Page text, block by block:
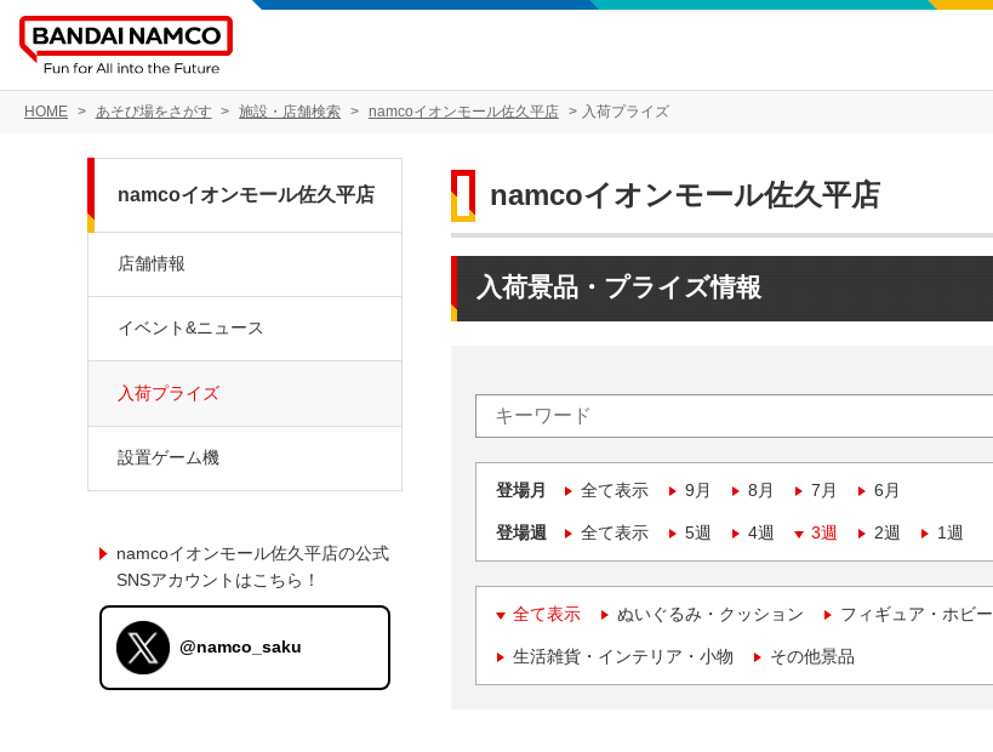
HOME あそび場をさがす 施設・店舗検索 namcoイオンモール佐久平店 入荷プライズ
namcoイオンモール佐久平店
入荷景品・プライズ情報
登場月 全て表示 9月 8月 7月 6月
登場週 全て表示 5週 4週 3週 2週 1週
全て表示 ぬいぐるみ・クッション フィギュア・ホビー
生活雑貨・インテリア・小物 その他景品
namcoイオンモール佐久平店
店舗情報
イベント&ニュース
入荷プライズ
設置ゲーム機
namcoイオンモール佐久平店の公式
SNSアカウントはこちら！
@namco_saku